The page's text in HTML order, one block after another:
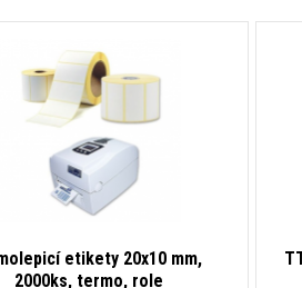
etikety 20x10 mm,
2000ks, termo, role